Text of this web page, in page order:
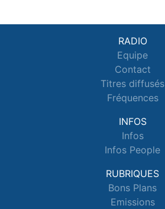
RADIO
Equipe
Contact
Titres diffusés
Fréquences
INFOS
Infos
Infos People
RUBRIQUES
Bons Plans
Emissions